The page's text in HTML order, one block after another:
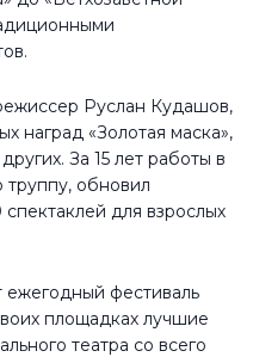
10.5:00 - 20:00
10.5:00 - 20:00
10.5:00 - 20:00
10.5:00 - 20:00
Руслан Кудашов,
наград «Золотая маска»,
За 15 лет работы в
обновил
для взрослых
ежегодный фестиваль
площадках лучшие
театра со всего